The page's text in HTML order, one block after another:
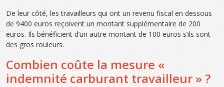
De leur côté, les travailleurs qui ont un revenu fiscal en dessous
de 9400 euros reçoivent un montant supplémentaire de 200
euros. Ils bénéficient d’un autre montant de 100 euros s’ils sont
des gros rouleurs.
Combien coûte la mesure «
indemnité carburant travailleur » ?